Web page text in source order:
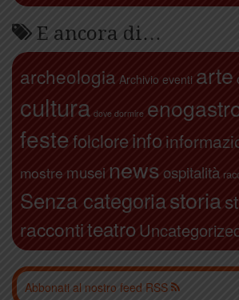
E ancora di…
archeologia Archivio eventi arte
cultura dove dormire
festefolcloreinfo
mostre musei news ospitalità
Senza categoriastoria
raccontiteatro
Abbonati al nostro feed RSS